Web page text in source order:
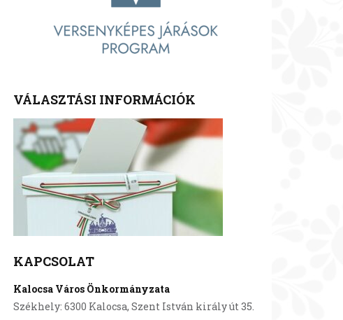
VÁLASZTÁSI INFORMÁCIÓK
KAPCSOLAT
Kalocsa Város Önkormányzata
Székhely: 6300 Kalocsa, Szent István király út 35.